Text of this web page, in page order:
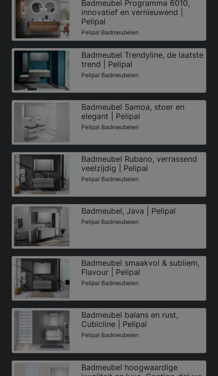
Badmeubel Programma 6010,
innovatief en vernieuwend |
Pelipal
Pelipal Badmeubelen
Badmeubel Trendyline, de laatste
trend | Pelipal
Pelipal Badmeubelen
Badmeubel Samoa, stoer en
elegant | Pelipal
Pelipal Badmeubelen
Badmeubel Rubano, verrassend
veelzijdig | Pelipal
Pelipal Badmeubelen
Badmeubel, Java | Pelipal
Pelipal Badmeubelen
Badmeubel smaakvol & subliem,
Flavour | Pelipal
Pelipal Badmeubelen
Badmeubel balans en rust,
Cubicline | Pelipal
Pelipal Badmeubelen
Badmeubel hoogwaardige